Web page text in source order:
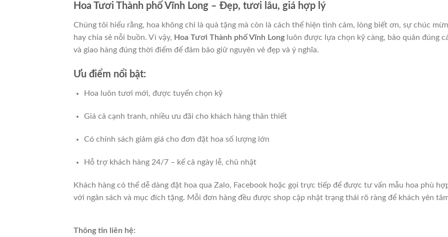
Hoa Tươi Thành phố Vĩnh Long – Đẹp, tươi lâu, giá hợp lý
Chúng tôi hiểu rằng, hoa không chỉ là quà tặng mà còn là cách thể hiện tình cảm, lòng biết ơn, sự chúc
hay chia sẻ nỗi buồn. Vì vậy, Hoa Tươi Thành phố Vĩnh Longluôn được lựa chọn kỹ càng, bảo quản đúng
và giao hàng đúng thời điểm để đảm bảo giữ nguyên vẻ đẹp và ý nghĩa.
Ưu điểm nổi bật:
Hoa luôn tươi mới, được tuyển chọn kỹ
Giá cả cạnh tranh, nhiều ưu đãi cho khách hàng thân thiết
Có chính sách giảm giá cho đơn đặt hoa số lượng lớn
Hỗ trợ khách hàng 24/7 – kể cả ngày lễ, chủ nhật
Khách hàng có thể dễ dàng đặt hoa qua Zalo, Facebook hoặc gọi trực tiếp để được tư vấn mẫu hoa phù
với ngân sách và mục đích tặng. Mỗi đơn hàng đều được shop cập nhật trạng thái rõ ràng để khách yên
Thông tin liên hệ: